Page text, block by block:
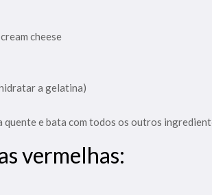
cheese
a gelatina)
e bata com todos os outros
vermelhas: